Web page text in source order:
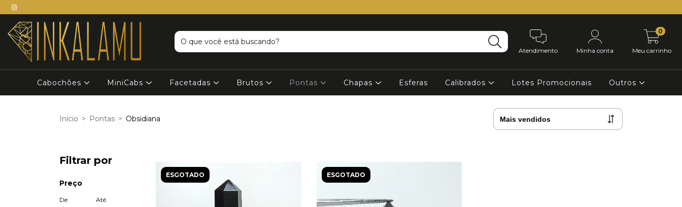
Atendimento Minha conta Meu carrinho
0
Cabochões MiniCabs Facetadas Brutos Pontas Chapas Esferas Calibrados Lotes Promocionais Outros
Início > Pontas > Obsidiana
Filtrar por
Preço
De Até
ESGOTADO ESGOTADO